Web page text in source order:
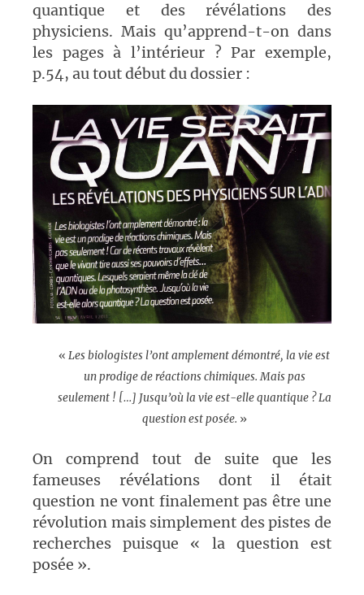
quantique et des révélations des
physiciens. Mais qu’apprend-t-on dans
les pages à l’intérieur ? Par exemple,
p.54, au tout début du dossier :
« Les biologistes l’ont amplement démontré, la vie est
un prodige de réactions chimiques. Mais pas
seulement ! […] Jusqu’où la vie est-elle quantique ? La
question est posée. »
On comprend tout de suite que les
fameuses révélations dont il était
question ne vont finalement pas être une
révolution mais simplement des pistes de
recherches puisque « la question est
posée ».